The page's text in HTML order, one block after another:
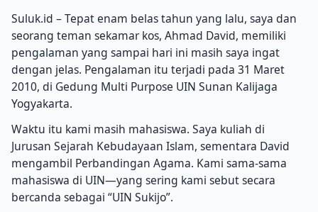
Suluk.id – Tepat enam belas tahun yang lalu, saya dan
seorang teman sekamar kos, Ahmad David, memiliki
pengalaman yang sampai hari ini masih saya ingat
dengan jelas. Pengalaman itu terjadi pada 31 Maret
2010, di Gedung Multi Purpose UIN Sunan Kalijaga
Yogyakarta.
Waktu itu kami masih mahasiswa. Saya kuliah di
Jurusan Sejarah Kebudayaan Islam, sementara David
mengambil Perbandingan Agama. Kami sama-sama
mahasiswa di UIN—yang sering kami sebut secara
bercanda sebagai “UIN Sukijo”.